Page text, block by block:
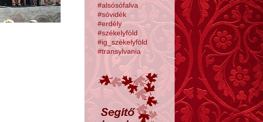
#alsósófalva
#sóvidék
#erdély
#székelyföld
#ig_székelyföld
#transylvania